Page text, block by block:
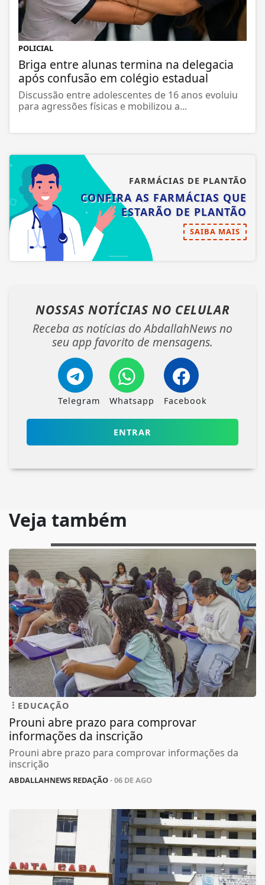
POLICIAL
Briga entre alunas termina na delegacia
após confusão em colégio estadual
Discussão entre adolescentes de 16 anos evoluiu
para agressões físicas e mobilizou a...
FARMÁCIAS DE PLANTÃO
CONFIRA AS FARMÁCIAS QUE
ESTARÃO DE PLANTÃO
SAIBA MAIS
NOSSAS NOTÍCIAS NO CELULAR
Receba as notícias do AbdallahNews no
seu app favorito de mensagens.
Telegram Whatsapp Facebook
ENTRAR
Veja também
EDUCAÇÃO
Prouni abre prazo para comprovar
informações da inscrição
Prouni abre prazo para comprovar informações da
inscrição
ABDALLAHNEWS REDAÇÃO- 06 DE AGO